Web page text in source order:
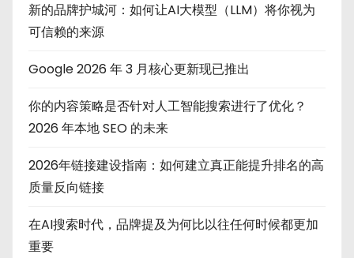
新的品牌护城河：如何让AI大模型（LLM）将你视为
可信赖的来源
Google 2026 年 3 月核心更新现已推出
你的内容策略是否针对人工智能搜索进行了优化？
2026 年本地 SEO 的未来
2026年链接建设指南：如何建立真正能提升排名的高
质量反向链接
在AI搜索时代，品牌提及为何比以往任何时候都更加
重要